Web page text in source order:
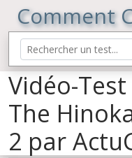
Comment
Vidéo-
The
2 par